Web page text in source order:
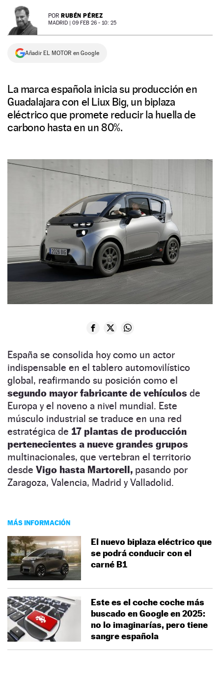
NEWSLETTER POR RUBÉN PÉREZ
MADRID | 09 FEB 26 - 10: 25
Añadir EL MOTOR en Google
La marca española inicia su producción en
Guadalajara con el Liux Big, un biplaza
eléctrico que promete reducir la huella de
carbono hasta en un 80%.
España se consolida hoy como un actor
indispensable en el tablero automovilístico
global, reafirmando su posición como el
segundo mayor fabricante de vehículos de
Europa y el noveno a nivel mundial. Este
músculo industrial se traduce en una red
estratégica de 17 plantas de producción
pertenecientes a nueve grandes grupos
multinacionales, que vertebran el territorio
desde Vigo hasta Martorell, pasando por
Zaragoza, Valencia, Madrid y Valladolid.
MÁS INFORMACIÓN
El nuevo biplaza eléctrico que
se podrá conducir con el
carné B1
Este es el coche coche más
buscado en Google en 2025:
no lo imaginarías, pero tiene
sangre española